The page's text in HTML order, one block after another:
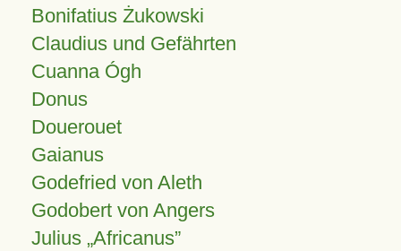
Bonifatius Żukowski
Claudius und Gefährten
Cuanna Ógh
Donus
Douerouet
Gaianus
Godefried von Aleth
Godobert von Angers
Julius Africanus